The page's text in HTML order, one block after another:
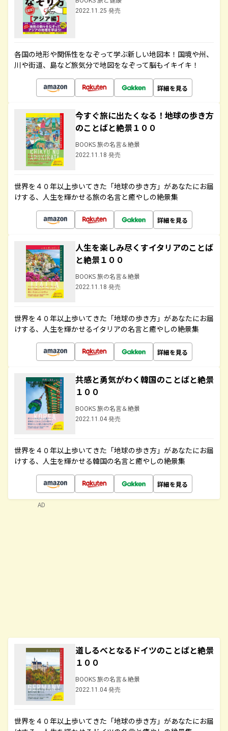
2022.11.25 発売
各国の地形や関係性をなぞって学ぶ新しい地図本！国境や州、
川や街道、島など旅気分で地図をなぞって脳もイキイキ！
詳細を見る
今すぐ旅に出たくなる！地球の歩き方
のことばと絶景１００
BOOKS 旅の名言＆絶景
2022.11.18 発売
世界を４０年以上歩いてきた「地球の歩き方」があなたにお届
けする、人生を輝かせる旅の名言と癒やしの絶景集
詳細を見る
人生を楽しみ尽くすイタリアのことば
と絶景１００
BOOKS 旅の名言＆絶景
2022.11.18 発売
世界を４０年以上歩いてきた「地球の歩き方」があなたにお届
けする、人生を輝かせるイタリアの名言と癒やしの絶景集
詳細を見る
共感と勇気がわく韓国のことばと絶景
１００
BOOKS 旅の名言＆絶景
2022.11.04 発売
世界を４０年以上歩いてきた「地球の歩き方」があなたにお届
けする、人生を輝かせる韓国の名言と癒やしの絶景集
詳細を見る
道しるべとなるドイツのことばと絶景
１００
BOOKS 旅の名言＆絶景
2022.11.04 発売
世界を４０年以上歩いてきた「地球の歩き方」があなたにお届
AD